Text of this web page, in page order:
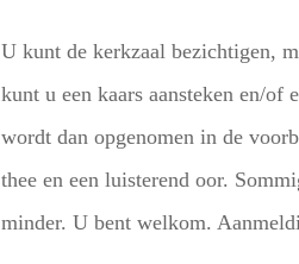
U kunt de kerkzaal bezichtigen,
kunt u een kaars aansteken en/of
wordt dan opgenomen in de
thee en een luisterend oor.
minder. U bent welkom.